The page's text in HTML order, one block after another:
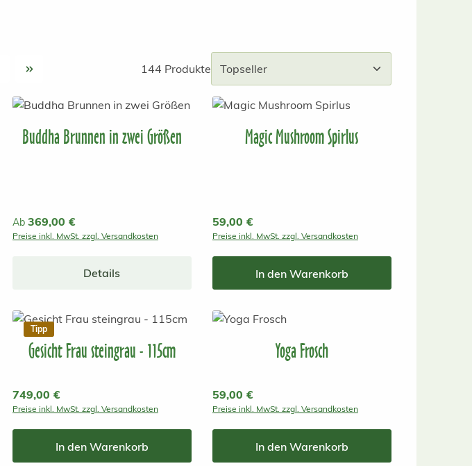
144 Produkte
Buddha Brunnen in zwei Größen
Regulärer Preis:
Ab 369,00 €
Preise inkl. MwSt. zzgl. Versandkosten
Details
Magic Mushroom Spirlus
Regulärer Preis:
59,00 €
Preise inkl. MwSt. zzgl. Versandkosten
In den Warenkorb
Tipp
Gesicht Frau steingrau - 115cm
Regulärer Preis:
749,00 €
Preise inkl. MwSt. zzgl. Versandkosten
In den Warenkorb
Yoga Frosch
Regulärer Preis:
59,00 €
Preise inkl. MwSt. zzgl. Versandkosten
In den Warenkorb